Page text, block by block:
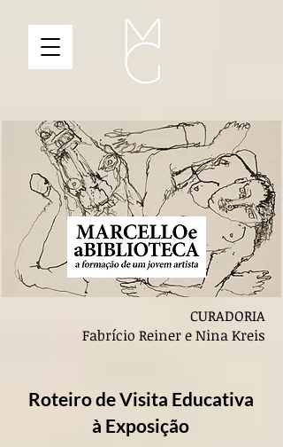
CURADORIA
Fabrício Reiner e Nina Kreis
Roteiro de Visita Educativa
à Exposição